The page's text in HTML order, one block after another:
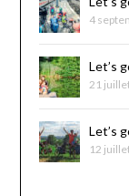
4
Let’s
21
Let’s
12